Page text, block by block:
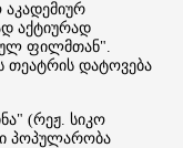
აქტიურად
ფილმთან".
თეატრის დატოვება
(რეჟ. სიკო
პოპულარობა